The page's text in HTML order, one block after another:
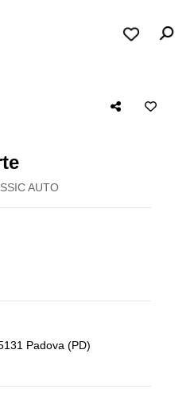
AUTO
Padova (PD)